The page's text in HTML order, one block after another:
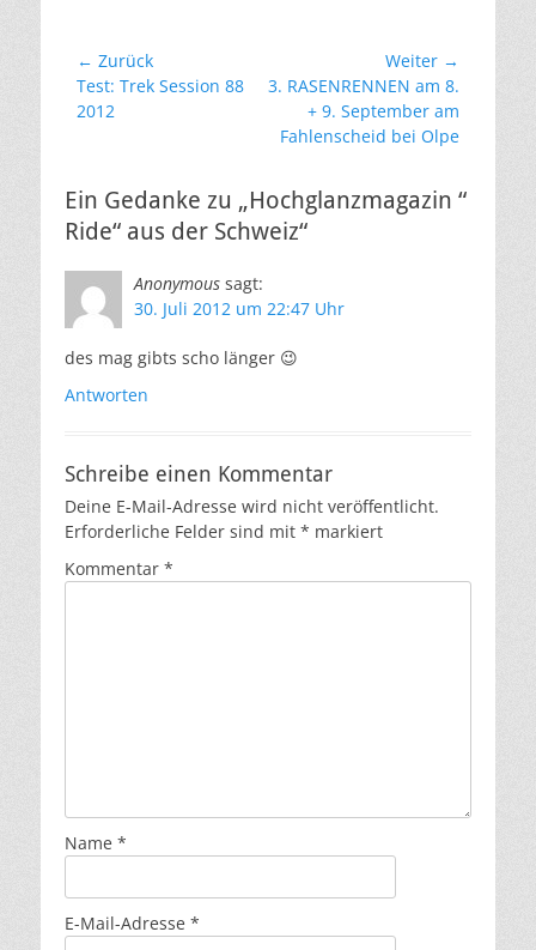
Beitragsnavigation
← Zurück
Vorheriger
Beitrag:
Test: Trek Session 88
2012
Weiter →
Nächster
Beitrag:
3. RASENRENNEN am 8.
+ 9. September am
Fahlenscheid bei Olpe
Ein Gedanke zu „Hochglanzmagazin “
Ride“ aus der Schweiz“
Anonymous sagt:
30. Juli 2012 um 22:47 Uhr
des mag gibts scho länger 😉
Antworten
Schreibe einen Kommentar
Deine E-Mail-Adresse wird nicht veröffentlicht.
Erforderliche Felder sind mit * markiert
Kommentar *
Name *
E-Mail-Adresse *